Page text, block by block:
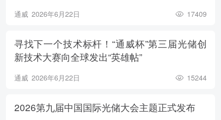
通威 2026年6月22日 17409
寻找下一个技术标杆！“通威杯”第三届光储创
新技术大赛向全球发出“英雄帖”
通威 2026年6月22日 15244
2026第九届中国国际光储大会主题正式发布